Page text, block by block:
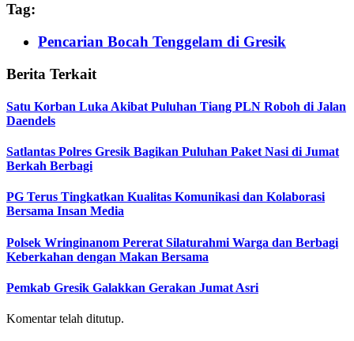
Tag:
Pencarian Bocah Tenggelam di Gresik
Berita Terkait
Satu Korban Luka Akibat Puluhan Tiang PLN Roboh di Jalan
Daendels
Satlantas Polres Gresik Bagikan Puluhan Paket Nasi di Jumat
Berkah Berbagi
PG Terus Tingkatkan Kualitas Komunikasi dan Kolaborasi
Bersama Insan Media
Polsek Wringinanom Pererat Silaturahmi Warga dan Berbagi
Keberkahan dengan Makan Bersama
Pemkab Gresik Galakkan Gerakan Jumat Asri
Komentar telah ditutup.